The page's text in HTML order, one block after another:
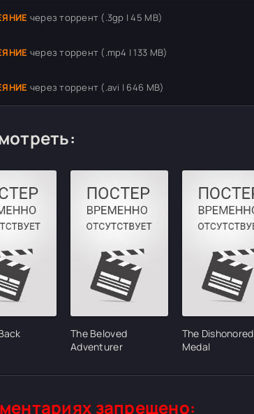
через торрент (.3gp | 45 MB)
через торрент (.mp4 | 133 MB)
через торрент (.avi | 646 MB)
The Beloved
Adventurer
The Dishonored
Medal
запрещено: